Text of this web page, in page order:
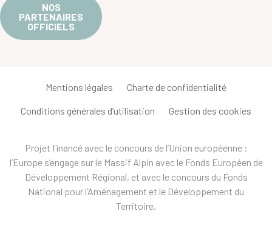
NOS
PARTENAIRES
OFFICIELS
Mentions légales Charte de confidentialité
Conditions générales d’utilisation Gestion des cookies
Projet financé avec le concours de l’Union européenne :
l’Europe s’engage sur le Massif Alpin avec le Fonds Européen de
Développement Régional, et avec le concours du Fonds
National pour l’Aménagement et le Développement du
Territoire.